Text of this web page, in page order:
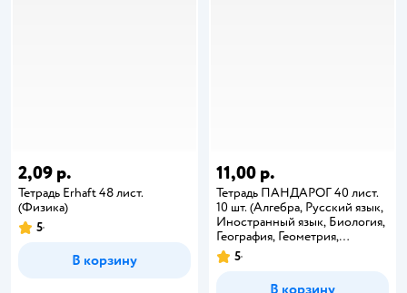
2,09 р.
Тетрадь Erhaft 48 лист.
(Физика)
5
В корзину
11,00 р.
Тетрадь ПАНДАРОГ 40 лист.
10 шт. (Алгебра, Русский язык,
Иностранный язык, Биология,
География, Геометрия,
Литература, История, Физика,
Химия)
5
В корзину